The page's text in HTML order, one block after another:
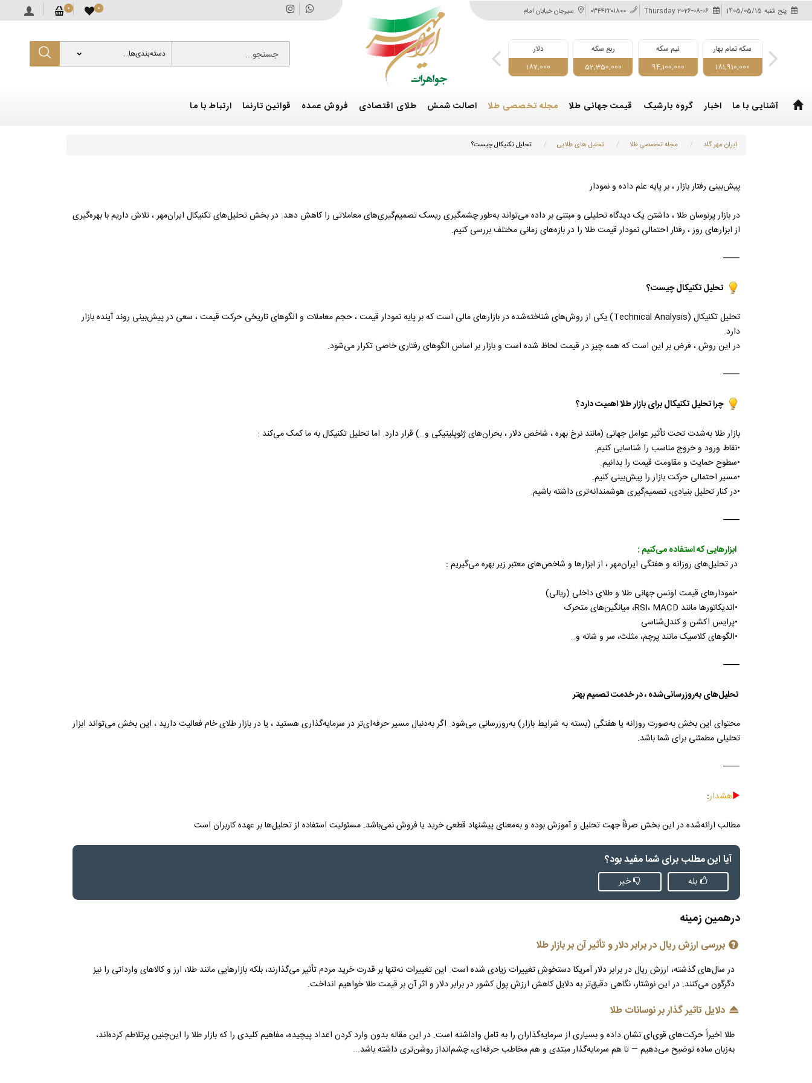
پنج شنبه 1405/05/15
Thursday 2026-08-06 ۰۳۴۴۲۲۰۱۸۰۰ سیرجان خیابان امام 0
0
سکه تمام بهار
181,910,000
نیم سکه
94,100,000
52,350,000
187,000
اونس طلا
طلای 18 عیار
18,595,000
181,910,000
94,100,000
جستجو... دسته‌بندی‌ها...
آشنایی با ما اخبار گروه بارشیک قیمت جهانی طلا مجله تخصصی طلا اصالت شمش طلای اقتصادی فروش عمده قوانین تارنما ارتباط با ما
ایران مهر گلد مجله تخصصی طلا تحلیل های طلایی تحلیل تکنیکال چیست؟
پیش‌بینی رفتار بازار ، بر پایه علم داده و نمودار
در بازار پرنوسان طلا ، داشتن یک دیدگاه تحلیلی و مبتنی بر داده می‌تواند به‌طور چشمگیری ریسک تصمیم‌گیری‌های معاملاتی را کاهش دهد. در بخش تحلیل‌های تکنیکال ایران‌مهر ، تلاش داریم با بهره‌گیری
از ابزارهای روز ، رفتار احتمالی نمودار قیمت طلا را در بازه‌های زمانی مختلف بررسی کنیم.
⸻
تحلیل تکنیکال چیست؟
تحلیل تکنیکال (Technical Analysis) یکی از روش‌های شناخته‌شده در بازارهای مالی است که بر پایه نمودار قیمت ، حجم معاملات و الگوهای تاریخی حرکت قیمت ، سعی در پیش‌بینی روند آینده بازار
دارد.
در این روش ، فرض بر این است که همه چیز در قیمت لحاظ شده است و بازار بر اساس الگوهای رفتاری خاصی تکرار می‌شود.
⸻
چرا تحلیل تکنیکال برای بازار طلا اهمیت دارد؟
بازار طلا به‌شدت تحت تأثیر عوامل جهانی (مانند نرخ بهره ، شاخص دلار ، بحران‌های ژئوپلیتیکی و…) قرار دارد. اما تحلیل‌ تکنیکال به ما کمک می‌کند :
•نقاط ورود و خروج مناسب را شناسایی کنیم.
•سطوح حمایت و مقاومت قیمت را بدانیم.
•مسیر احتمالی حرکت بازار را پیش‌بینی کنیم.
•در کنار تحلیل بنیادی، تصمیم‌گیری هوشمندانه‌تری داشته باشیم.
⸻
ابزارهایی که استفاده می‌کنیم :
در تحلیل‌های روزانه و هفتگی ایران‌مهر ، از ابزارها و شاخص‌های معتبر زیر بهره می‌گیریم :
•نمودارهای قیمت اونس جهانی طلا و طلای داخلی (ریالی)
•اندیکاتورها مانند RSI، MACD، میانگین‌های متحرک
•پرایس اکشن و کندل‌شناسی
•الگوهای کلاسیک مانند پرچم، مثلث، سر و شانه و…
⸻
تحلیل‌های به‌روزرسانی‌شده ، در خدمت تصمیم بهتر
محتوای این بخش به‌صورت روزانه یا هفتگی (بسته به شرایط بازار) به‌روزرسانی می‌شود. اگر به‌دنبال مسیر حرفه‌ای‌تر در سرمایه‌گذاری هستید ، یا در بازار طلای خام فعالیت دارید ، این بخش می‌تواند ابزار
تحلیلی مطمئنی برای شما باشد.
⸻
►هشدار:
مطالب ارائه‌شده در این بخش صرفاً جهت تحلیل و آموزش بوده و به‌معنای پیشنهاد قطعی خرید یا فروش نمی‌باشد. مسئولیت استفاده از تحلیل‌ها بر عهده کاربران است
آیا این مطلب برای شما مفید بود؟
بله خیر
درهمین زمینه
بررسی ارزش ریال در برابر دلار و تأثیر آن بر بازار طلا
در سال‌های گذشته، ارزش ریال در برابر دلار آمریکا دستخوش تغییرات زیادی شده است. این تغییرات نه‌تنها بر قدرت خرید مردم تأثیر می‌گذارند، بلکه بازارهایی مانند طلا، ارز و کالاهای وارداتی را نیز
دگرگون می‌کنند. در این نوشتار، نگاهی دقیق‌تر به دلایل کاهش ارزش پول کشور در برابر دلار و اثر آن بر قیمت طلا خواهیم انداخت.
دلایل تاثیر گذار بر نوسانات طلا
طلا اخیراً حرکت‌های قوی‌ای نشان داده و بسیاری از سرمایه‌گذاران را به تامل واداشته است. در این مقاله بدون وارد کردن اعداد پیچیده، مفاهیم کلیدی را که بازار طلا را این‌چنین پرتلاطم کرده‌اند،
به‌زبان ساده توضیح می‌دهیم — تا هم سرمایه‌گذار مبتدی و هم مخاطب حرفه‌ای، چشم‌انداز روشن‌تری داشته باشد...